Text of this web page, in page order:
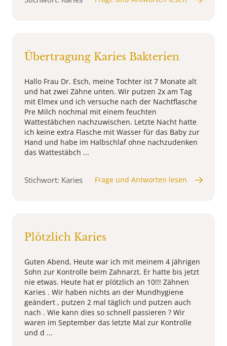
Übertragung Karies Bakterien
Hallo Frau Dr. Esch, meine Tochter ist 7 Monate alt
und hat zwei Zähne unten. Wir putzen 2x am Tag
mit Elmex und ich versuche nach der Nachtflasche
Pre Milch nochmal mit einem feuchten
Wattestäbchen nachzuwischen. Letzte Nacht hatte
ich keine extra Flasche mit Wasser für das Baby zur
Hand und habe im Halbschlaf ohne nachzudenken
das Wattestäbch ...
Stichwort: Karies Frage und Antworten lesen
Plötzlich Karies
Guten Abend, Heute war ich mit meinem 4 jährigen
Sohn zur Kontrolle beim Zahnarzt. Er hatte bis jetzt
nie etwas. Heute hat er plötzlich an 10!!! Zähnen
Karies . Wir haben nichts an der Mundhygiene
geändert , putzen 2 mal täglich und putzen auch
nach . Wie kann dies so schnell passieren ? Wir
waren im September das letzte Mal zur Kontrolle
und d ...